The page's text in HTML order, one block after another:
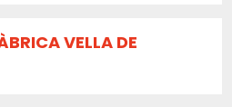
VELLA DE